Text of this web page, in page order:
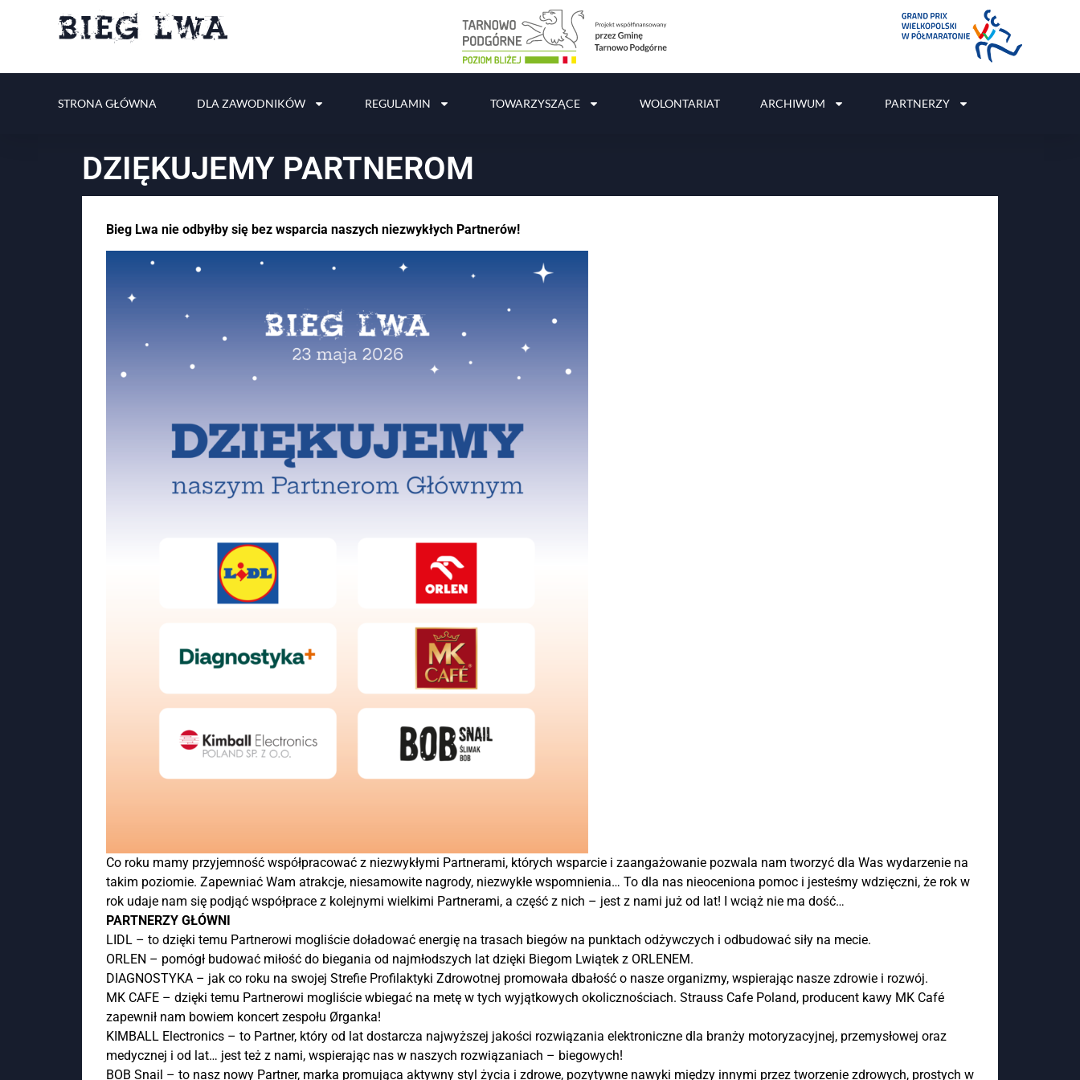
STRONA GŁÓWNA DLA ZAWODNIKÓW REGULAMIN TOWARZYSZĄCE WOLONTARIAT ARCHIWUM PARTNERZY
DZIĘKUJEMY PARTNEROM
Bieg Lwa nie odbyłby się bez wsparcia naszych niezwykłych Partnerów!
Co roku mamy przyjemność współpracować z niezwykłymi Partnerami, których wsparcie i zaangażowanie pozwala nam tworzyć dla Was wydarzenie na
takim poziomie. Zapewniać Wam atrakcje, niesamowite nagrody, niezwykłe wspomnienia… To dla nas nieoceniona pomoc i jesteśmy wdzięczni, że rok w
rok udaje nam się podjąć współprace z kolejnymi wielkimi Partnerami, a część z nich – jest z nami już od lat! I wciąż nie ma dość…
PARTNERZY GŁÓWNI
LIDL – to dzięki temu Partnerowi mogliście doładować energię na trasach biegów na punktach odżywczych i odbudować siły na mecie.
ORLEN – pomógł budować miłość do biegania od najmłodszych lat dzięki Biegom Lwiątek z ORLENEM.
DIAGNOSTYKA – jak co roku na swojej Strefie Profilaktyki Zdrowotnej promowała dbałość o nasze organizmy, wspierając nasze zdrowie i rozwój.
MK CAFE – dzięki temu Partnerowi mogliście wbiegać na metę w tych wyjątkowych okolicznościach. Strauss Cafe Poland, producent kawy MK Café
zapewnił nam bowiem koncert zespołu Ørganka!
KIMBALL Electronics – to Partner, który od lat dostarcza najwyższej jakości rozwiązania elektroniczne dla branży motoryzacyjnej, przemysłowej oraz
medycznej i od lat… jest też z nami, wspierając nas w naszych rozwiązaniach – biegowych!
BOB Snail – to nasz nowy Partner, marka promująca aktywny styl życia i zdrowe, pozytywne nawyki między innymi przez tworzenie zdrowych, prostych w